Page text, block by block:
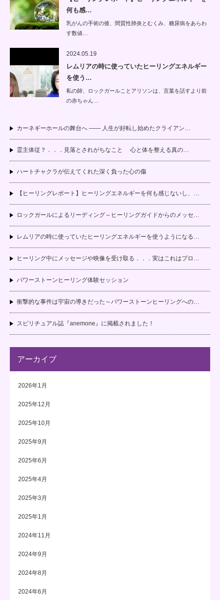
何も感…
乳がんの手術の後、間質性肺炎とむくみ、糖尿病をあらわ
す数値…
2024.05.19
レムリアの時に使っていたヒーリングエネルギー
を使う…
私の師、ロックガールことアリソンは、言葉を話すより前
の赤ちゃん…
カーネギーホールの舞台へ —— 人生が好転し始めたクライアン…
霊主体従？．．．見落とされがちなこと 心と体を整える真の…
ハートチャクラが伝えてくれた深く負った心の傷
【ヒーリングレポート】ヒーリングエネルギーを何も感じないし、…
ロックガールによるリーディング～ヒーリングガイドからのメッセ…
レムリアの時に使っていたヒーリングエネルギーを使うようになる…
ヒーリング中にメッセージや映像を受け取る．．．実はこれはプロ…
パワーストーンヒーリング体験セッション
衝撃的な事件は宇宙の導きだった～パワーストーンヒーリングへの…
スピリチュアル誌『anemone』に掲載されました！
アーカイブ
2026年1月
2025年12月
2025年10月
2025年9月
2025年6月
2025年4月
2025年3月
2025年1月
2024年11月
2024年9月
2024年8月
2024年6月